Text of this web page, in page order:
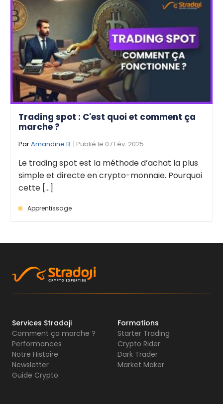
Trading spot : C'est quoi et comment ça
marche ?
ParAmandine B. | Publié le 07 Fév. 2025
Le trading spot est la méthode d’achat la plus
simple et directe en crypto-monnaie. Pourquoi
cette [...]
Apprentissage
Services Stradoji
Comment ça marche ?
Performances
Notre Histoire
Newsletter
Guide Crypto
Formations
Starter Trading
Crypto Rider
Dark Trader
Market Maker